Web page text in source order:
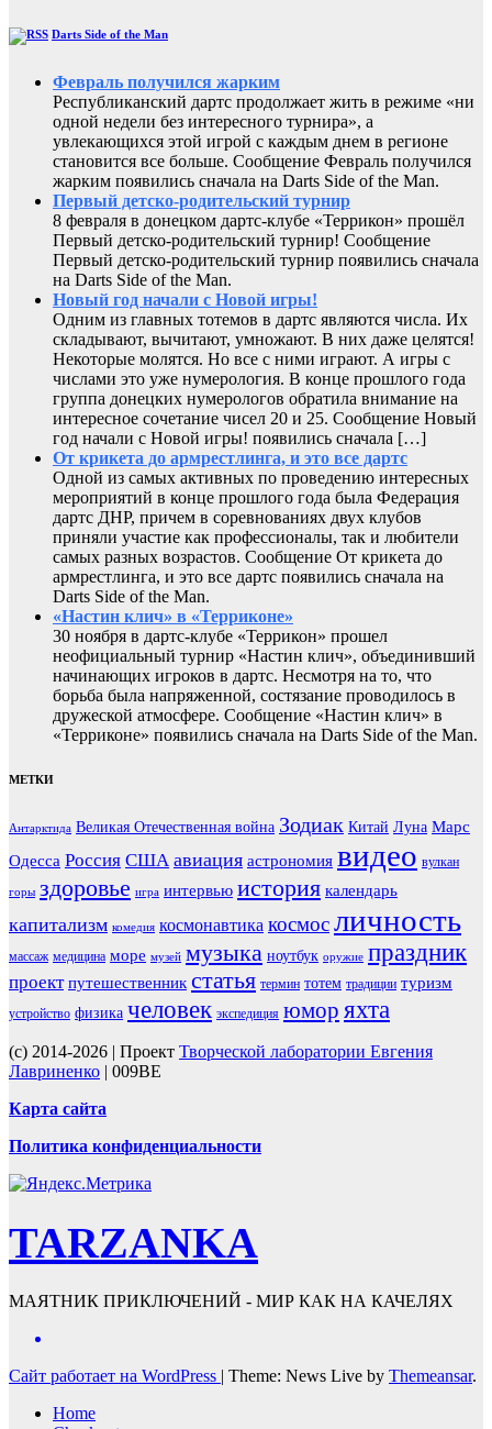
Darts Side of the Man
Февраль получился жарким
Республиканский дартс продолжает жить в режиме «ни
одной недели без интересного турнира», а
увлекающихся этой игрой с каждым днем в регионе
становится все больше. Сообщение Февраль получился
жарким появились сначала на Darts Side of the Man.
Первый детско-родительский турнир
8 февраля в донецком дартс-клубе «Террикон» прошёл
Первый детско-родительский турнир! Сообщение
Первый детско-родительский турнир появились сначала
на Darts Side of the Man.
Новый год начали с Новой игры!
Одним из главных тотемов в дартс являются числа. Их
складывают, вычитают, умножают. В них даже целятся!
Некоторые молятся. Но все с ними играют. А игры с
числами это уже нумерология. В конце прошлого года
группа донецких нумерологов обратила внимание на
интересное сочетание чисел 20 и 25. Сообщение Новый
год начали с Новой игры! появились сначала […]
От крикета до армрестлинга, и это все дартс
Одной из самых активных по проведению интересных
мероприятий в конце прошлого года была Федерация
дартс ДНР, причем в соревнованиях двух клубов
приняли участие как профессионалы, так и любители
самых разных возрастов. Сообщение От крикета до
армрестлинга, и это все дартс появились сначала на
Darts Side of the Man.
«Настин клич» в «Терриконе»
30 ноября в дартс-клубе «Террикон» прошел
неофициальный турнир «Настин клич», объединивший
начинающих игроков в дартс. Несмотря на то, что
борьба была напряженной, состязание проводилось в
дружеской атмосфере. Сообщение «Настин клич» в
«Терриконе» появились сначала на Darts Side of the Man.
МЕТКИ
Антарктида Великая Отечественная война Зодиак Китай Луна Марс
Одесса Россия США авиация астрономия видео вулкан
горы здоровье игра интервью история календарь
капитализм комедия космонавтика космосличность
массаж медицина море музей музыка ноутбук оружие праздник
проект путешественник статья термин тотем традиции туризм
устройство физика человек экспедиция юмор яхта
(c) 2014-2026 | Проект Творческой лаборатории Евгения
Лавриненко | 009BE
Карта сайта
Политика конфиденциальности
TARZANKA
МАЯТНИК ПРИКЛЮЧЕНИЙ - МИР КАК НА КАЧЕЛЯХ
Сайт работает на WordPress | Theme: News Live by Themeansar.
Home